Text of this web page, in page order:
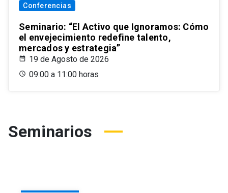
Conferencias
Seminario: “El Activo que Ignoramos: Cómo
el envejecimiento redefine talento,
mercados y estrategia”
19 de Agosto de 2026
09:00 a 11:00 horas
Seminarios